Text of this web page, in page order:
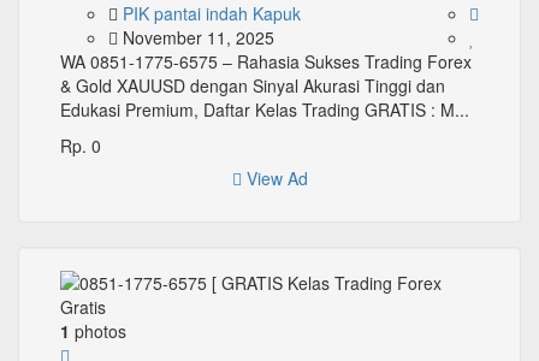
PIK pantai indah Kapuk
November 11, 2025
WA 0851-1775-6575 – Rahasia Sukses Trading Forex
& Gold XAUUSD dengan Sinyal Akurasi Tinggi dan
Edukasi Premium, Daftar Kelas Trading GRATIS : M...
Rp. 0
View Ad
1 photos